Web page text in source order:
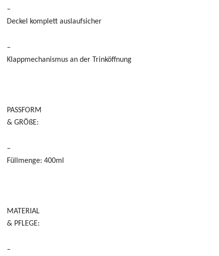
–
Deckel
komplett auslaufsicher
–
Klappmechanismus an der Trinköffnung
PASSFORM
& GRÖßE:
–
Füllmenge: 400ml
MATERIAL
& PFLEGE:
–